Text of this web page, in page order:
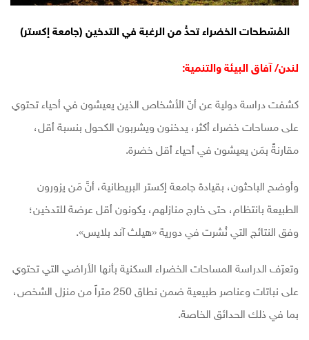
المُسّطحات الخضراء تحدُّ من الرغبة في التدخين (جامعة إكستر)
لندن/ آفاق البيئة والتنمية:
كشفت دراسة دولية عن أنّ الأشخاص الذين يعيشون في أحياء تحتوي
على مساحات خضراء أكثر، يدخنون ويشربون الكحول بنسبة أقل،
مقارنةً بمَن يعيشون في أحياء أقل خضرة.
وأوضح الباحثون، بقيادة جامعة إكستر البريطانية، أنَّ مَن يزورون
الطبيعة بانتظام، حتى خارج منازلهم، يكونون أقل عرضة للتدخين؛
وفق النتائج التي نُشرت في دورية «هيلث آند بلايس».
وتعرّف الدراسة المساحات الخضراء السكنية بأنها الأراضي التي تحتوي
على نباتات وعناصر طبيعية ضمن نطاق 250 متراً من منزل الشخص،
بما في ذلك الحدائق الخاصة.